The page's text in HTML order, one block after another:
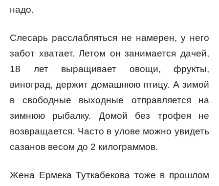
надо.
Слесарь расслабляться не намерен, у него
забот хватает. Летом он занимается дачей,
18 лет выращивает овощи, фрукты,
виноград, держит домашнюю птицу. А зимой
в свободные выходные отправляется на
зимнюю рыбалку. Домой без трофея не
возвращается. Часто в улове можно увидеть
сазанов весом до 2 килограммов.
Жена Ермека Туткабекова тоже в прошлом